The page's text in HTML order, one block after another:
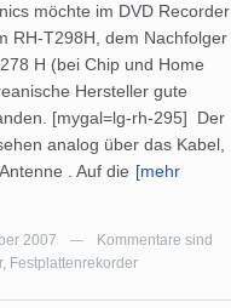
möchte im DVD Recorder
RH-T298H, dem Nachfolger
H (bei Chip und Home
Hersteller gute
[mygal=lg-rh-295] Der
analog über das Kabel,
. Auf die [mehr
2007 —
Kommentare sind
, Festplattenrekorder